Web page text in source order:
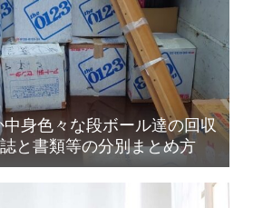
身色々な段ボール達の回収
誌と書類等の分別まとめ方